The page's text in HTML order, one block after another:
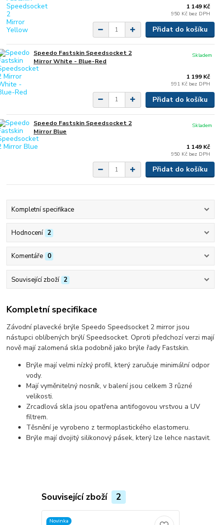
1 149 Kč
950 Kč bez DPH
Přidat do košíku
Speedo Fastskin Speedsocket 2
Mirror White - Blue-Red
1 199 Kč
991 Kč bez DPH
Skladem
Přidat do košíku
Speedo Fastskin Speedsocket 2
Mirror Blue
1 149 Kč
950 Kč bez DPH
Skladem
Přidat do košíku
Kompletní specifikace
Hodnocení 2
Komentáře 0
Související zboží 2
Kompletní specifikace
Závodní plavecké brýle Speedo Speedsocket 2 mirror jsou
nástupci oblíbených brýlí Speedsocket. Oproti předchozí verzi mají
nově mají zalomená skla podobně jako brýle řady Fastskin.
Brýle mají velmi nízký profil, který zaručuje minimální odpor
vody.
Mají vyměnitelný nosník, v balení jsou celkem 3 různé
velikosti.
Zrcadlová skla jsou opatřena antifogovou vrstvou a UV
filtrem.
Těsnění je vyrobeno z termoplastického elastomeru.
Brýle mají dvojitý silikonový pásek, který lze lehce nastavit.
Související zboží 2
Novinka